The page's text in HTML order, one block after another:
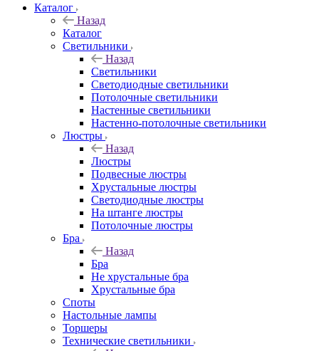
Каталог
Назад
Каталог
Светильники
Назад
Светильники
Светодиодные светильники
Потолочные светильники
Настенные светильники
Настенно-потолочные светильники
Люстры
Назад
Люстры
Подвесные люстры
Хрустальные люстры
Светодиодные люстры
На штанге люстры
Потолочные люстры
Бра
Назад
Бра
Не хрустальные бра
Хрустальные бра
Споты
Настольные лампы
Торшеры
Технические светильники